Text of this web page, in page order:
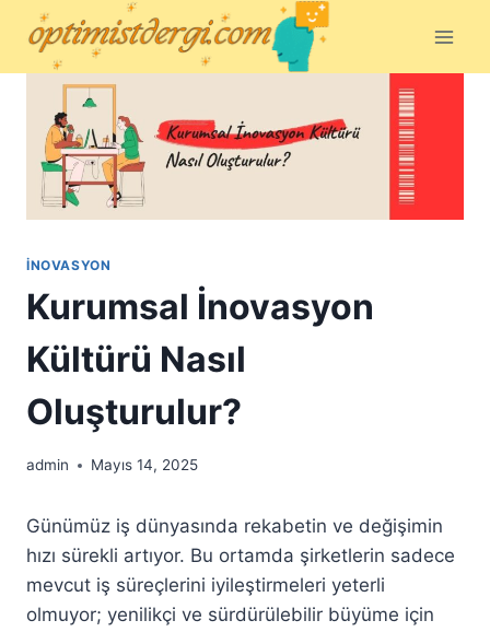
content
İNOVASYON
Kurumsal İnovasyon
Kültürü Nasıl
Oluşturulur?
admin Mayıs 14, 2025
Günümüz iş dünyasında rekabetin ve değişimin
hızı sürekli artıyor. Bu ortamda şirketlerin sadece
mevcut iş süreçlerini iyileştirmeleri yeterli
olmuyor; yenilikçi ve sürdürülebilir büyüme için